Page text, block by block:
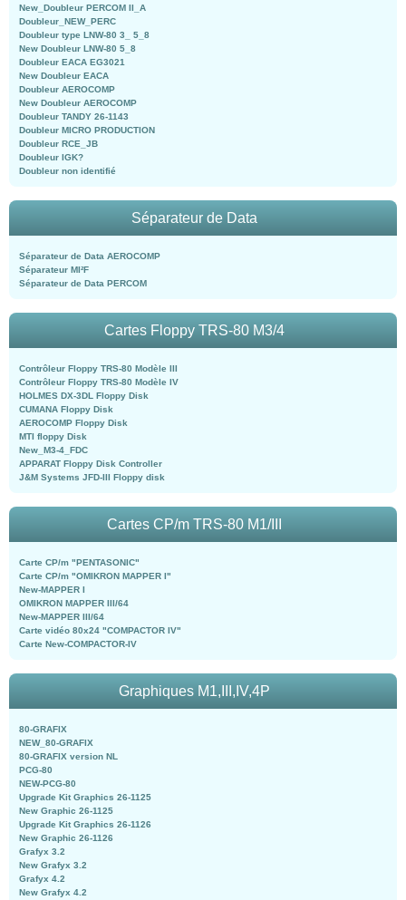
New_Doubleur PERCOM II_A
Doubleur_NEW_PERC
Doubleur type LNW-80 3_ 5_8
New Doubleur LNW-80 5_8
Doubleur EACA EG3021
New Doubleur EACA
Doubleur AEROCOMP
New Doubleur AEROCOMP
Doubleur TANDY 26-1143
Doubleur MICRO PRODUCTION
Doubleur RCE_JB
Doubleur IGK?
Doubleur non identifié
Séparateur de Data
Séparateur de Data AEROCOMP
Séparateur MI²F
Séparateur de Data PERCOM
Cartes Floppy TRS-80 M3/4
Contrôleur Floppy TRS-80 Modèle III
Contrôleur Floppy TRS-80 Modèle IV
HOLMES DX-3DL Floppy Disk
CUMANA Floppy Disk
AEROCOMP Floppy Disk
MTI floppy Disk
New_M3-4_FDC
APPARAT Floppy Disk Controller
J&M Systems JFD-III Floppy disk
Cartes CP/m TRS-80 M1/III
Carte CP/m "PENTASONIC"
Carte CP/m "OMIKRON MAPPER I"
New-MAPPER I
OMIKRON MAPPER III/64
New-MAPPER III/64
Carte vidéo 80x24 "COMPACTOR IV"
Carte New-COMPACTOR-IV
Graphiques M1,III,IV,4P
80-GRAFIX
NEW_80-GRAFIX
80-GRAFIX version NL
PCG-80
NEW-PCG-80
Upgrade Kit Graphics 26-1125
New Graphic 26-1125
Upgrade Kit Graphics 26-1126
New Graphic 26-1126
Grafyx 3.2
New Grafyx 3.2
Grafyx 4.2
New Grafyx 4.2